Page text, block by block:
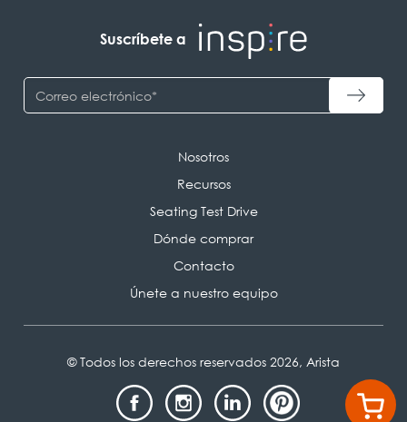
Suscríbete a
Nosotros
Recursos
Seating Test Drive
Dónde comprar
Contacto
Únete a nuestro equipo
© Todos los derechos reservados 2026, Arista